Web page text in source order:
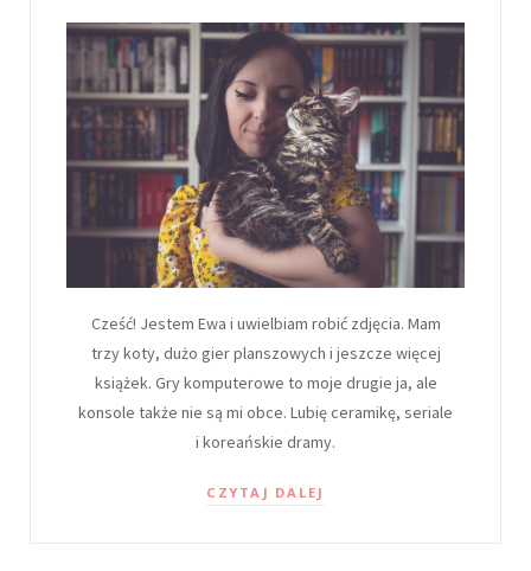
Cześć! Jestem Ewa i uwielbiam robić zdjęcia. Mam
trzy koty, dużo gier planszowych i jeszcze więcej
książek. Gry komputerowe to moje drugie ja, ale
konsole także nie są mi obce. Lubię ceramikę, seriale
i koreańskie dramy.
CZYTAJ DALEJ